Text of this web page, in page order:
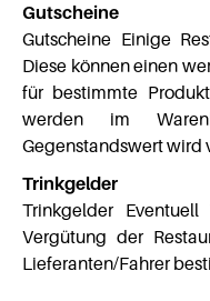
Gutscheine
Gutscheine Einige
Diese können einen
für bestimmte
werden im
Gegenstandswert wird
Trinkgelder
Trinkgelder
Vergütung der
Lieferanten/Fahrer